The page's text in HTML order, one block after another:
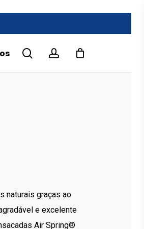
searchaccount
naturais graças ao
e excelente
Air Spring®